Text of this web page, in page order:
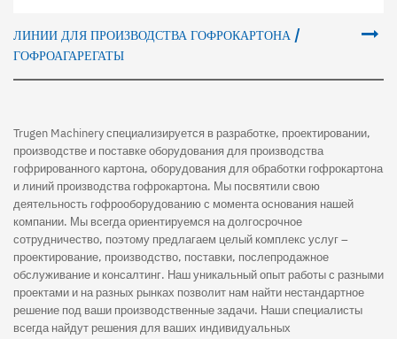
ЛИНИИ ДЛЯ ПРОИЗВОДСТВА ГОФРОКАРТОНА /
ГОФРОАГАРЕГАТЫ
Trugen Machinery специализируется в разработке, проектировании,
производстве и поставке оборудования для производства
гофрированного картона, оборудования для обработки гофрокартона
и линий производства гофрокартона. Мы посвятили свою
деятельность гофрооборудованию с момента основания нашей
компании. Мы всегда ориентируемся на долгосрочное
сотрудничество, поэтому предлагаем целый комплекс услуг –
проектирование, производство, поставки, послепродажное
обслуживание и консалтинг. Наш уникальный опыт работы с разными
проектами и на разных рынках позволит нам найти нестандартное
решение под ваши производственные задачи. Наши специалисты
всегда найдут решения для ваших индивидуальных